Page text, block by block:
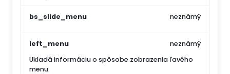
bs_slide_menu neznámý
left_menu
Ukladá informáciu o spôsobe zobrazenia ľavého
menu.
neznámý